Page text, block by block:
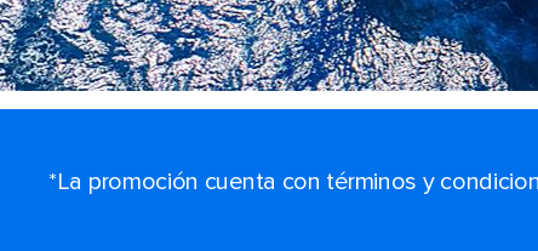
*La promoción cuenta con términos y